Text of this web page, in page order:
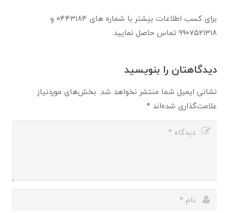
برای کسب اطلاعات بیشتر با شماره های ۰۴۴۳۱۸۴ و
۹۹۰۷۵۲۱۳۱۸ تماس حاصل نمایید.
دیدگاهتان را بنویسید
نشانی ایمیل شما منتشر نخواهد شد. بخش‌های موردنیاز
علامت‌گذاری شده‌اند*